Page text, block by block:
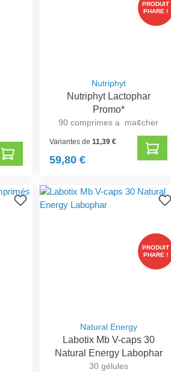
PRODUIT
PHARE !
Nutriphyt
Nutriphyt Lactophar
Promo*
90 comprimes a ma¢cher
Variantes de11,39 €
59,80 €
PRODUIT
PHARE !
Natural Energy
Labotix Mb V-caps 30
Natural Energy Labophar
30 gélules